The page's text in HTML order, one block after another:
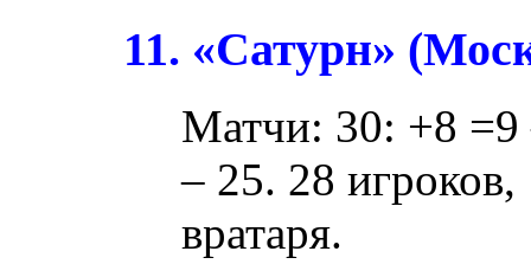
11. «Сатурн»
Матчи: 30: +8 =9
– 25. 28
вратаря.